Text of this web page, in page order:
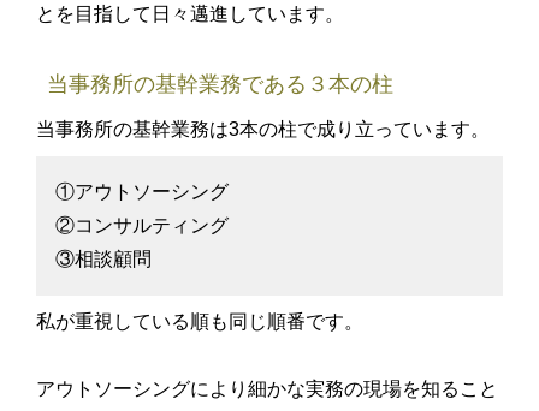
とを目指して日々邁進しています。
当事務所の基幹業務である３本の柱
当事務所の基幹業務は3本の柱で成り立っています。
①アウトソーシング
②コンサルティング
③相談顧問
私が重視している順も同じ順番です。
アウトソーシングにより細かな実務の現場を知ること